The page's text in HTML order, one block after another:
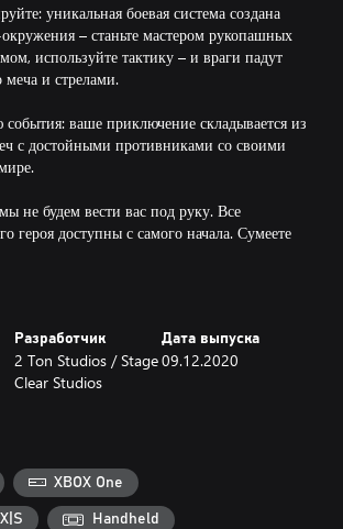
уникальная боевая система создана
– станьте мастером рукопашных
используйте тактику – и враги падут
и стрелами.
ваше приключение складывается из
с достойными противниками со своими
не будем вести вас под руку. Все
героя доступны с самого начала. Сумеете
выжить и вернуться к семье?
все испытания и обойдите смертоносные
по созданному с любовью и полному
миру.
Разработчик
2 Ton Studios / Stage
Clear Studios
Дата выпуска
09.12.2020
XBOX One
Handheld